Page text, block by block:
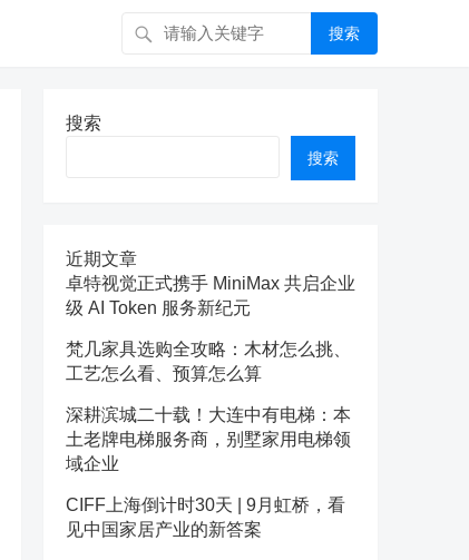
搜索
搜索
搜索
近期文章
卓特视觉正式携手 MiniMax 共启企业
级 AI Token 服务新纪元
梵几家具选购全攻略：木材怎么挑、
工艺怎么看、预算怎么算
深耕滨城二十载！大连中有电梯：本
土老牌电梯服务商，别墅家用电梯领
域企业
CIFF上海倒计时30天 | 9月虹桥，看
见中国家居产业的新答案